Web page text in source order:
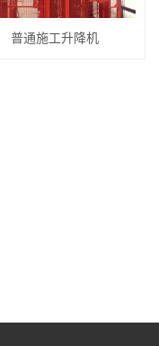
普通施工升降机